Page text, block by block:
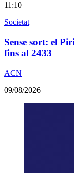
11:10
Societat
Sense sort: el
fins al 2433
ACN
09/08/2026